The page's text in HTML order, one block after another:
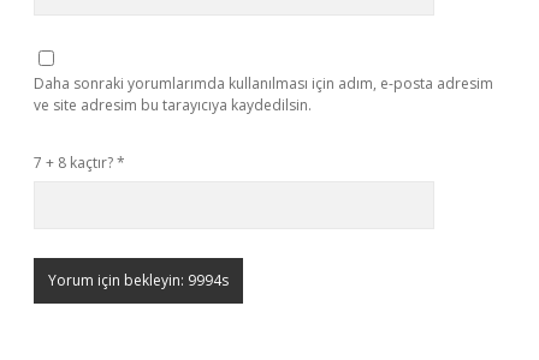
Daha sonraki yorumlarımda kullanılması için adım, e-posta adresim
ve site adresim bu tarayıcıya kaydedilsin.
7 + 8 kaçtır?*